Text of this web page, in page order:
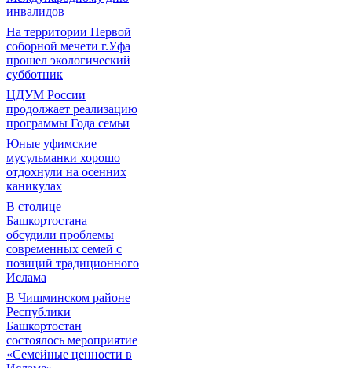
инвалидов
На территории Первой
соборной мечети г.Уфа
прошел экологический
субботник
ЦДУМ России
продолжает реализацию
программы Года семьи
Юные уфимские
мусульманки хорошо
отдохнули на осенних
каникулах
В столице
Башкортостана
обсудили проблемы
современных семей с
позиций традиционного
Ислама
В Чишминском районе
Республики
Башкортостан
состоялось мероприятие
«Семейные ценности в